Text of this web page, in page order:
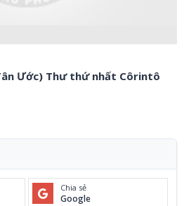
Ước) Thư thứ nhất Côrintô
Chia sẻ
Google